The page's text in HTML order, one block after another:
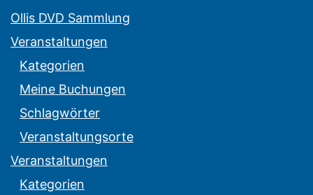
Ollis DVD Sammlung
Veranstaltungen
Kategorien
Meine Buchungen
Schlagwörter
Veranstaltungsorte
Veranstaltungen
Kategorien